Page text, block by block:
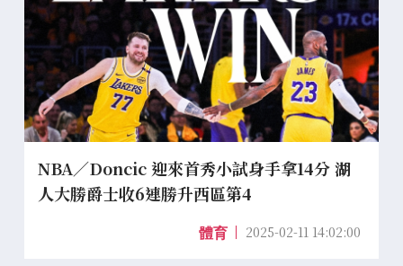
NBA／Doncic 迎來首秀小試身手拿14分 湖
人大勝爵士收6連勝升西區第4
體育 2025-02-11 14:02:00